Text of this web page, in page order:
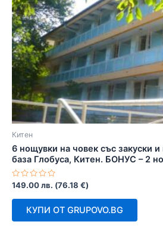
Китен
6 нощувки на човек със закуски
база Глобуса, Китен. БОНУС – 2
Оценено
0
149.00лв. (76.18 €)
КУПИ ОТ GRUPOVO.BG